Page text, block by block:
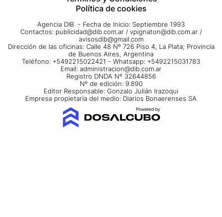
Política de cookies
Agencia DIB - Fecha de Inicio: Septiembre 1993
Contactos: publicidad@dib.com.ar / vpignaton@dib.com.ar /
avisosdib@gmail.com
Dirección de las oficinas: Calle 48 Nº 726 Piso 4, La Plata; Provincia
de Buenos Aires, Argentina
Teléfono: +5492215022421 - Whatsapp: +5492215031783
Email: administracion@dib.com.ar
Registro DNDA Nº 32644856
Nº de edición: 9.890
Editor Responsable: Gonzalo Julián Irazoqui
Empresa propietaria del medio: Diarios Bonaerenses SA